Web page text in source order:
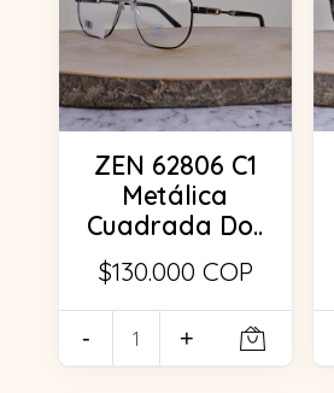
ZEN 62806 C1
Metálica
Cuadrada Do..
$130.000 COP
- +